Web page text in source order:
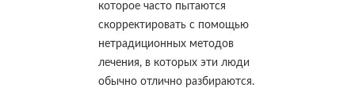
которое часто пытаются
скорректировать с помощью
нетрадиционных методов
лечения, в которых эти люди
обычно отлично разбираются.